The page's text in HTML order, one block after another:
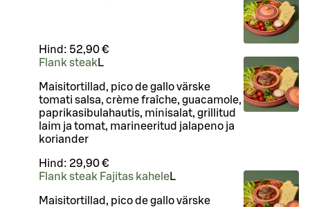
Hind: 52,90 €
Flank steak L
Maisitortillad, pico de gallo värske
tomati salsa, crème fraîche, guacamole,
paprikasibulahautis, minisalat, grillitud
laim ja tomat, marineeritud jalapeno ja
koriander
Hind: 29,90 €
Flank steak Fajitas kaheleL
Maisitortillad, pico de gallo värske